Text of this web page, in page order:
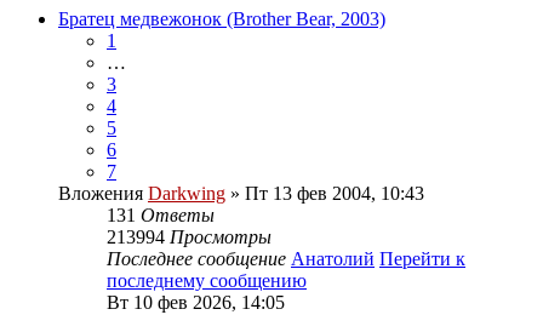
Братец медвежонок (Brother Bear, 2003)
1
…
3
4
5
6
7
Вложения Darkwing » Пт 13 фев 2004, 10:43
131 Ответы
213994 Просмотры
Последнее сообщение Анатолий Перейти к
последнему сообщению
Вт 10 фев 2026, 14:05